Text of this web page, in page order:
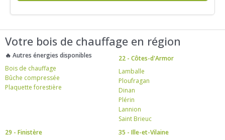
Votre bois de chauffage en région
🔥 Autres énergies disponibles
Bois de chauffage
Bûche compressée
Plaquette forestière
22 - Côtes-d'Armor
Lamballe
Ploufragan
Dinan
Plérin
Lannion
Saint Brieuc
29 - Finistère
35 - Ille-et-Vilaine